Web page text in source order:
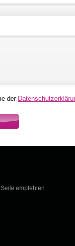
der
Seite empfehlen